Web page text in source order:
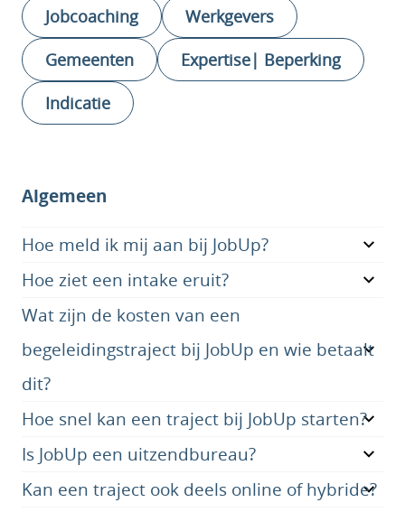
Jobcoaching
Werkgevers
Gemeenten
Expertise| Beperking
Indicatie
Algemeen
Hoe meld ik mij aan bij JobUp?
Hoe ziet een intake eruit?
Wat zijn de kosten van een
begeleidingstraject bij JobUp en wie betaalt
dit?
Hoe snel kan een traject bij JobUp starten?
Is JobUp een uitzendbureau?
Kan een traject ook deels online of hybride?